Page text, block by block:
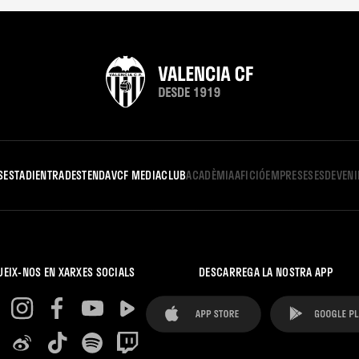
ESTADIENTRADESTENDAVCF MEDIACLUBACADÈMIAAFICIÓEMPRESES
NOS EN XARXES SOCIALS DESCARREGA LA NOSTRA APP